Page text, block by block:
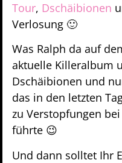
Tour, Dschäibionen
Verlosung 🙂
Was Ralph da auf
aktuelle Killeralbum
Dschäibionen und
das in den letzten
zu Verstopfungen
führte 😉
Und dann solltet Ihr